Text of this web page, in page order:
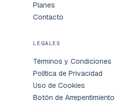
Planes
Contacto
LEGALES
Términos y Condiciones
Política de Privacidad
Uso de Cookies
Botón de Arrepentimiento